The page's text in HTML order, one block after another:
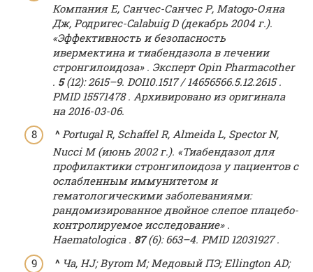
Компания Е, Санчес-Санчес Р, Matogo-Ояна
Дж, Родригес-Calabuig D (декабрь 2004 г.).
«Эффективность и безопасность
ивермектина и тиабендазола в лечении
стронгилоидоза». Эксперт Opin Pharmacother
. 5(12): 2615–9. DOI10.1517 / 14656566.5.12.2615.
PMID 15571478. Архивировано из оригинала
на 2016-03-06.
^ Portugal R, Schaffel R, Almeida L, Spector N,
Nucci M (июнь 2002 г.). «Тиабендазол для
профилактики стронгилоидоза у пациентов с
ослабленным иммунитетом и
гематологическими заболеваниями:
рандомизированное двойное слепое плацебо-
контролируемое исследование».
Haematologica. 87(6): 663–4. PMID 12031927.
^ Ча, HJ; Byrom M; Медовый ПЭ; Ellington AD;